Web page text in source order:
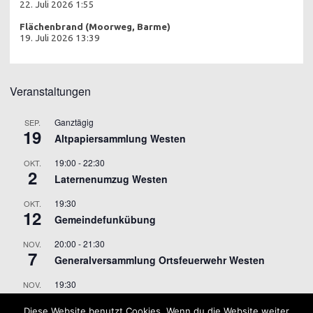
22. Juli 2026 1:55
Flächenbrand (Moorweg, Barme)
19. Juli 2026 13:39
Veranstaltungen
SEP.
19
Ganztägig
Altpapiersammlung Westen
OKT.
2
19:00 -22:30
Laternenumzug Westen
OKT.
12
19:30
Gemeindefunkübung
NOV.
7
20:00 -21:30
Generalversammlung Ortsfeuerwehr Westen
NOV.
9
19:30